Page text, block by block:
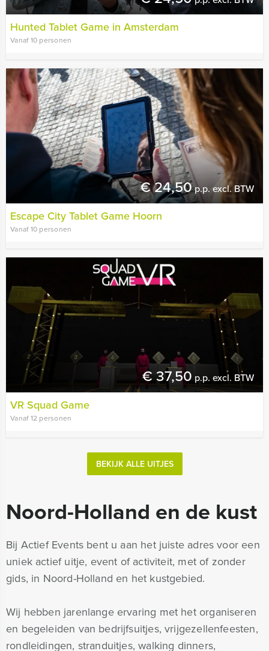
Hunted Tablet Game in Amsterdam
Vanaf 10 personen
€ 24,50p.p. excl. BTW
Escape City Tablet Game Hoorn
Vanaf 10 personen
€ 37,50p.p. excl. BTW
VR Squad Game
Vanaf 12 personen
BEKIJK ALLE UITJES
Noord-Holland en de kust
Bij Actief Events bent u aan het juiste adres voor een
uniek actief uitje, event of activiteit, met of zonder
gids, in Noord-Holland en het kustgebied.
Wij hebben jarenlange ervaring met het organiseren
en begeleiden van bedrijfsuitjes, vrijgezellenfeesten,
rondleidingen, stranduitjes, walking dinners,